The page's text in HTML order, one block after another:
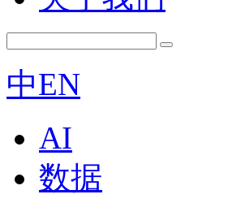
中EN
AI
数据